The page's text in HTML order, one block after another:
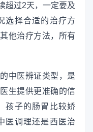
超过2天，一定要及
选择合适的治疗方
他治疗方法，所有
中医辨证类型，是
生提供更准确的信
孩子的肠胃比较娇
医调理还是西医治